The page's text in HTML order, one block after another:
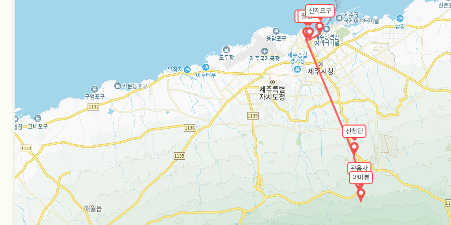
관음사
아미봉
산천단
관덕정
칠성로
산지포구